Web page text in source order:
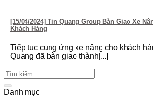
[15/04/2024] Tin Quang Group Bàn Giao Xe
Khách Hàng
Tiếp tục cung ứng xe nâng cho khách
Quang đã bàn giao thành[...]
Danh mục